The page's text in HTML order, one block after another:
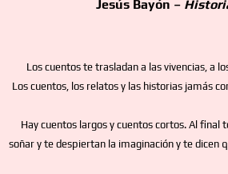
Jesús Bayón –
Los cuentos te trasladan a las vivencias, a
Los cuentos, los relatos y las historias jamás
Hay cuentos largos y cuentos cortos. Al final
soñar y te despiertan la imaginación y te dicen